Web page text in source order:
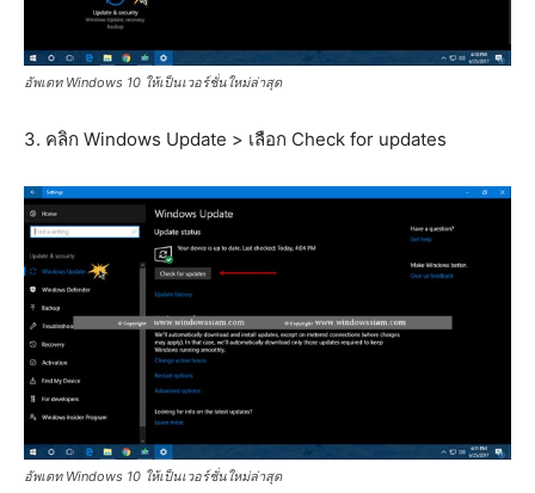
อัพเดท Windows 10 ให้เป็นเวอร์ชั่นใหม่ล่าสุด
3. คลิก Windows Update > เลือก Check for updates
อัพเดท Windows 10 ให้เป็นเวอร์ชั่นใหม่ล่าสุด